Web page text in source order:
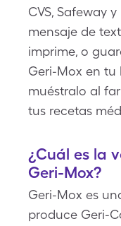
CVS, Safeway
mensaje de
imprime, o
Geri-Mox en tu
muéstralo al
tus recetas
¿Cuál es la
Geri-Mox?
Geri-Mox es
produce Geri-